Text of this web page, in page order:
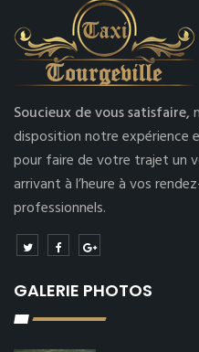
Soucieux de vous satisfaire,
disposition notre expérience
pour faire de votre trajet un
arrivant à l’heure à vos
professionnels.
GALERIE PHOTOS